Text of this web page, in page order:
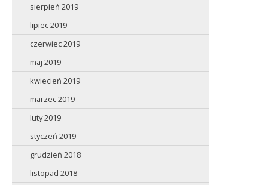
sierpień 2019
lipiec 2019
czerwiec 2019
maj 2019
kwiecień 2019
marzec 2019
luty 2019
styczeń 2019
grudzień 2018
listopad 2018